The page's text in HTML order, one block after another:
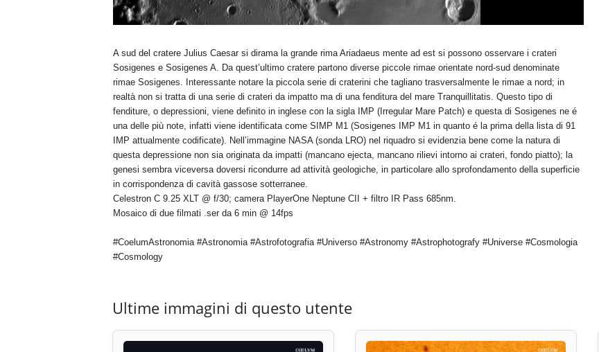
A sud del cratere Julius Caesar si dirama la grande rima Ariadaeus mente ad est si possono osservare i crateri
Sosigenes e Sosigenes A. Da quest’ultimo cratere partono diverse piccole rimae orientate nord-sud denominate
rimae Sosigenes. Interessante notare la piccola serie di craterini che tagliano trasversalmente le rimae a nord; in
realtà non si tratta di una serie di crateri da impatto ma di una fenditura del mare Tranquillitatis. Questo tipo di
fenditure, o depressioni, viene definito in inglese con la sigla IMP (Irregular Mare Patch) e questa di Sosigenes ne é
una delle più note, infatti viene identificata come SIMP M1 (Sosigenes IMP M1 in quanto é la prima della lista di 91
IMP attualmente codificate). Nell’immagine NASA (sonda LRO) nel riquadro si evidenzia bene come la natura di
questa depressione non sia originata da impatti (mancano ejecta, mancano rilievi intorno ai crateri, fondo piatto); la
genesi sembra viceversa doversi ricondurre ad attività geologiche, in particolare allo sprofondamento della superficie
in corrispondenza di cavità gassose sotterranee.
Celestron C 9.25 XLT @ f/30; camera PlayerOne Neptune CII + filtro IR Pass 685nm.
Mosaico di due filmati .ser da 6 min @ 14fps
#CoelumAstronomia #Astronomia #Astrofotografia #Universo #Astronomy #Astrophotografy #Universe #Cosmologia
#Cosmology
Ultime immagini di questo utente